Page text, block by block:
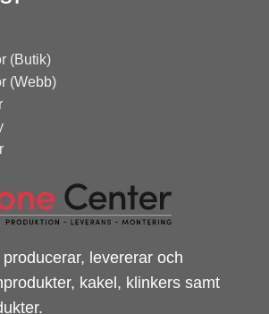
(Butik)
(Webb)
levererar och
kakel, klinkers samt